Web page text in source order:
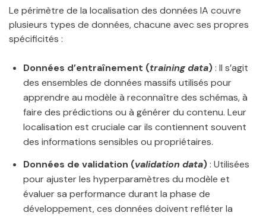
Le périmètre de la localisation des données IA couvre
plusieurs types de données, chacune avec ses propres
spécificités :
Données d’entraînement (training data): Il s’agit
des ensembles de données massifs utilisés pour
apprendre au modèle à reconnaître des schémas, à
faire des prédictions ou à générer du contenu. Leur
localisation est cruciale car ils contiennent souvent
des informations sensibles ou propriétaires.
Données de validation (validation data): Utilisées
pour ajuster les hyperparamètres du modèle et
évaluer sa performance durant la phase de
développement, ces données doivent refléter la